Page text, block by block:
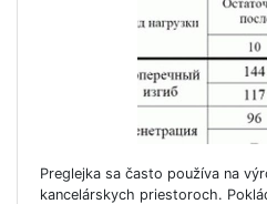
Preglejka sa často používa na
kancelárskych priestoroch.